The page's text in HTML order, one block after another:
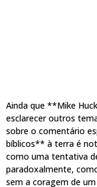
Ainda que **Mike
esclarecer outros
sobre o comentário
bíblicos** à terra é
como uma tentativa
paradoxalmente,
sem a coragem de